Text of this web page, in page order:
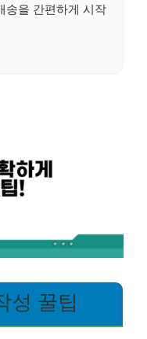
송을 간편하게 시작
성 꿀팁